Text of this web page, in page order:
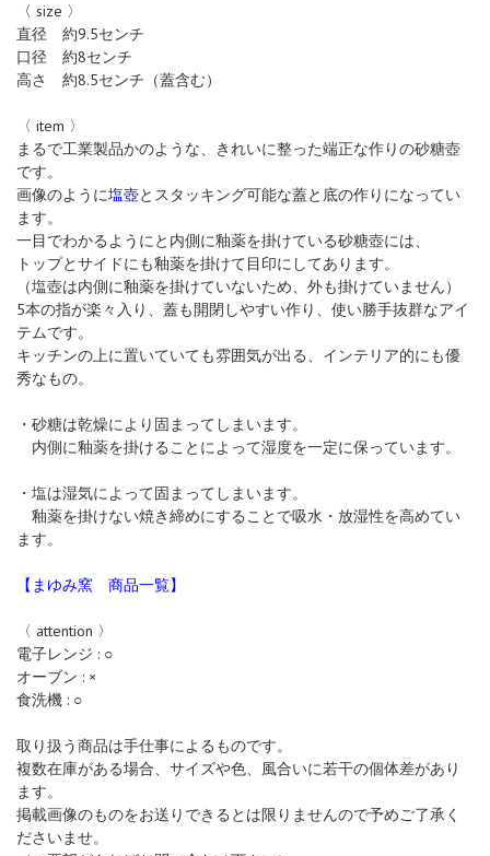
〈 size 〉
直径 約9.5センチ
口径 約8センチ
高さ 約8.5センチ（蓋含む）
〈 item 〉
まるで工業製品かのような、きれいに整った端正な作りの砂糖壺
です。
画像のように塩壺とスタッキング可能な蓋と底の作りになってい
ます。
一目でわかるようにと内側に釉薬を掛けている砂糖壺には、
トップとサイドにも釉薬を掛けて目印にしてあります。
（塩壺は内側に釉薬を掛けていないため、外も掛けていません）
5本の指が楽々入り、蓋も開閉しやすい作り、使い勝手抜群なアイ
テムです。
キッチンの上に置いていても雰囲気が出る、インテリア的にも優
秀なもの。
・砂糖は乾燥により固まってしまいます。
内側に釉薬を掛けることによって湿度を一定に保っています。
・塩は湿気によって固まってしまいます。
釉薬を掛けない焼き締めにすることで吸水・放湿性を高めてい
ます。
【まゆみ窯 商品一覧】
〈 attention 〉
電子レンジ : ○
オーブン : ×
食洗機 : ○
取り扱う商品は手仕事によるものです。
複数在庫がある場合、サイズや色、風合いに若干の個体差があり
ます。
掲載画像のものをお送りできるとは限りませんので予めご了承く
ださいませ。